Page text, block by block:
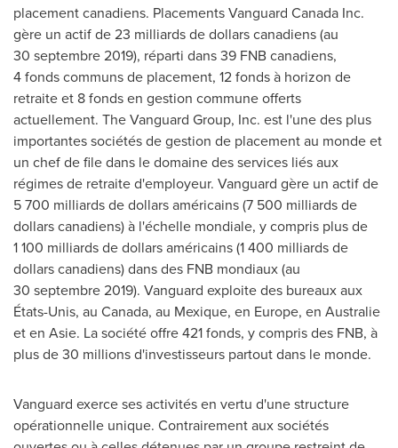
placement canadiens. Placements Vanguard Canada Inc.
gère un actif de 23 milliards de dollars canadiens (au
30 septembre 2019), réparti dans 39 FNB canadiens,
4 fonds communs de placement, 12 fonds à horizon de
retraite et 8 fonds en gestion commune offerts
actuellement. The Vanguard Group, Inc. est l'une des plus
importantes sociétés de gestion de placement au monde et
un chef de file dans le domaine des services liés aux
régimes de retraite d'employeur. Vanguard gère un actif de
5 700 milliards de dollars américains (7 500 milliards de
dollars canadiens) à l'échelle mondiale, y compris plus de
1 100 milliards de dollars américains (1 400 milliards de
dollars canadiens) dans des FNB mondiaux (au
30 septembre 2019). Vanguard exploite des bureaux aux
États-Unis, au Canada, au Mexique, en Europe, en Australie
et en Asie. La société offre 421 fonds, y compris des FNB, à
plus de 30 millions d'investisseurs partout dans le monde.
Vanguard exerce ses activités en vertu d'une structure
opérationnelle unique. Contrairement aux sociétés